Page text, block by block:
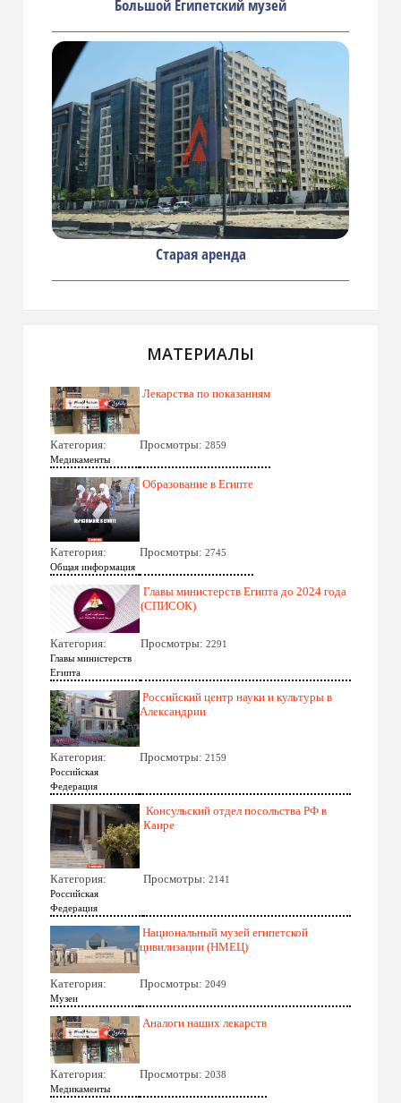
Большой Египетский музей
Старая аренда
МАТЕРИАЛЫ
Лекарства по показаниям
Категория:
Медикаменты
Просмотры: 2859
Образование в Египте
Категория:
Общая информация
Просмотры: 2745
Главы министерств Египта до 2024 года
(СПИСОК)
Категория:
Главы министерств
Египта
Просмотры: 2291
Российский центр науки и культуры в
Александрии
Категория:
Российская
Федерация
Просмотры: 2159
Консульский отдел посольства РФ в
Каире
Категория:
Российская
Федерация
Просмотры: 2141
Национальный музей египетской
цивилизации (НМЕЦ)
Категория:
Музеи
Просмотры: 2049
Аналоги наших лекарств
Категория:
Медикаменты
Просмотры: 2038